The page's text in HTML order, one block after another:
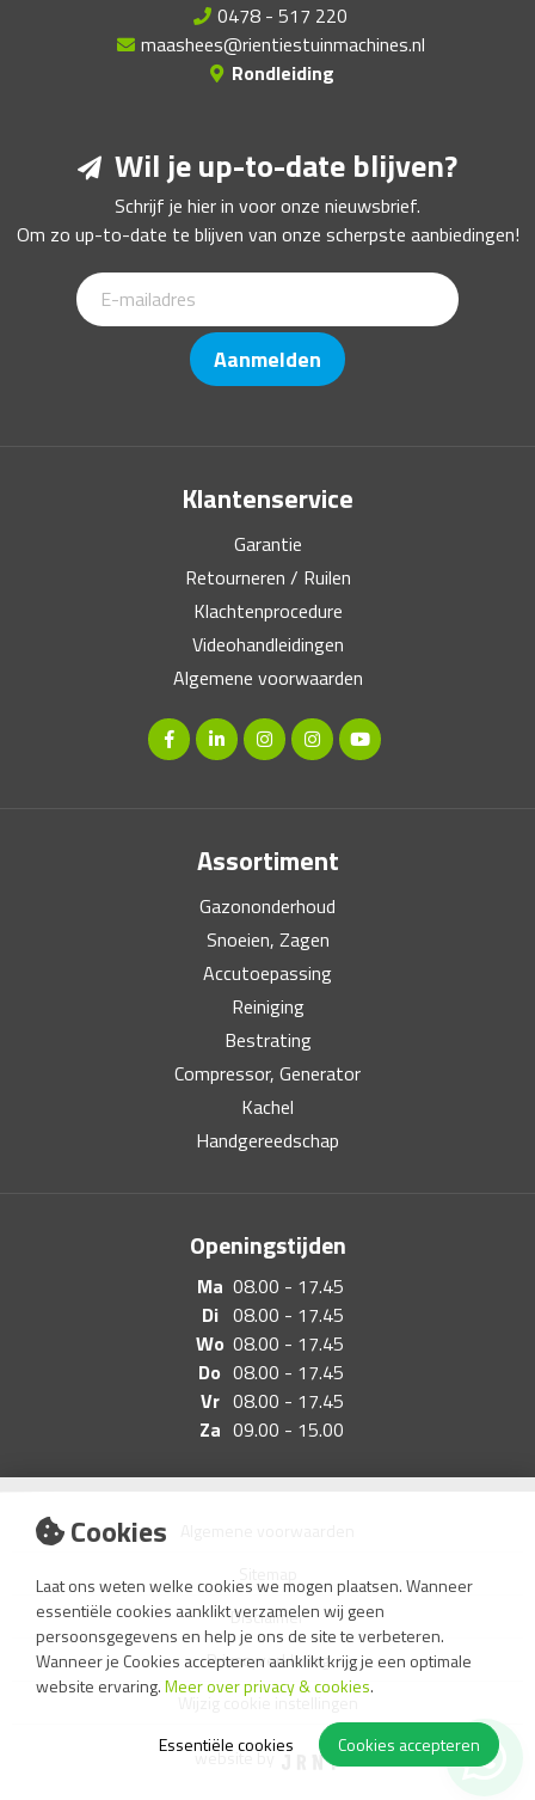
Cookies
Laat ons weten welke cookies we mogen plaatsen. Wanneer
essentiële cookies aanklikt verzamelen wij geen
persoonsgegevens en help je ons de site te verbeteren.
Wanneer je Cookies accepteren aanklikt krijg je een optimale
website ervaring.Meer over privacy & cookies.
Cookies accepteren
Essentiële cookies
0478 - 517 220
maashees@rientiestuinmachines.nl
Rondleiding
Wil je up-to-date blijven?
Schrijf je hier in voor onze nieuwsbrief.
Om zo up-to-date te blijven van onze scherpste aanbiedingen!
Aanmelden
Klantenservice
Garantie
Retourneren / Ruilen
Klachtenprocedure
Videohandleidingen
Algemene voorwaarden
Assortiment
Gazononderhoud
Snoeien, Zagen
Accutoepassing
Reiniging
Bestrating
Compressor, Generator
Kachel
Handgereedschap
Openingstijden
Ma 08.00 - 17.45
Di 08.00 - 17.45
Wo 08.00 - 17.45
Do 08.00 - 17.45
Vr 08.00 - 17.45
Za 09.00 - 15.00
Disclaimer
Privacyverklaring
Wijzig cookie instellingen
website by